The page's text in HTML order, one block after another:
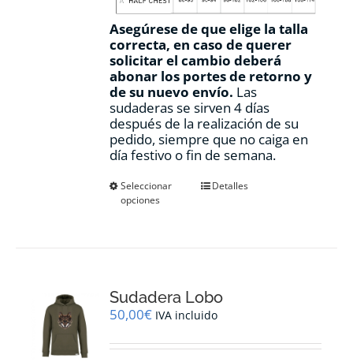
Asegúrese de que elige la talla
correcta, en caso de querer
solicitar el cambio deberá
abonar los portes de retorno y
de su nuevo envío. Las
sudaderas se sirven 4 días
después de la realización de su
pedido, siempre que no caiga en
día festivo o fin de semana.
Seleccionar
opciones
Este
se
pueden
en
Detalles
Sudadera Lobo
50,00€ IVA incluido